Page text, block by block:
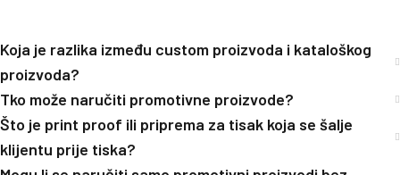
Koja je razlika između custom proizvoda i kataloškog
proizvoda?
Tko može naručiti promotivne proizvode?
Što je print proof ili priprema za tisak koja se šalje
klijentu prije tiska?